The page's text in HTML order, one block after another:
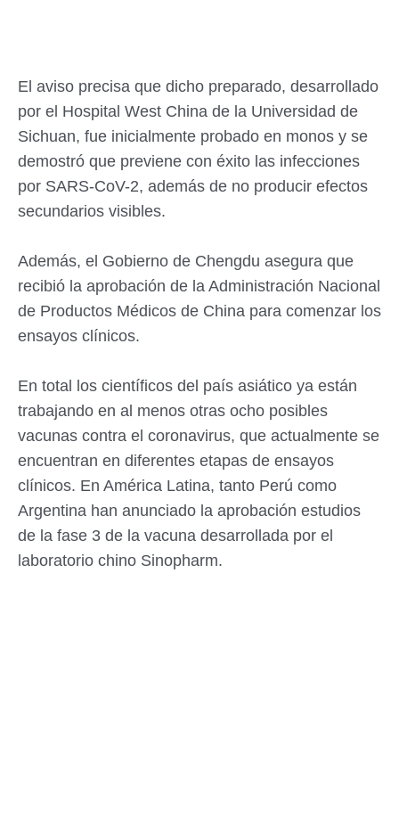
El aviso precisa que dicho preparado, desarrollado
por el Hospital West China de la Universidad de
Sichuan, fue inicialmente probado en monos y se
demostró que previene con éxito las infecciones
por SARS-CoV-2, además de no producir efectos
secundarios visibles.
Además, el Gobierno de Chengdu asegura que
recibió la aprobación de la Administración Nacional
de Productos Médicos de China para comenzar los
ensayos clínicos.
En total los científicos del país asiático ya están
trabajando en al menos otras ocho posibles
vacunas contra el coronavirus, que actualmente se
encuentran en diferentes etapas de ensayos
clínicos. En América Latina, tanto Perú como
Argentina han anunciado la aprobación estudios
de la fase 3 de la vacuna desarrollada por el
laboratorio chino Sinopharm.